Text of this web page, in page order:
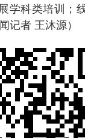
学科类培训；
记者 王沐源）